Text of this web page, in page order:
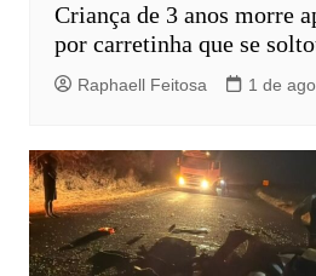
Criança de 3 anos morre
por carretinha que se
Raphaell Feitosa 1 de